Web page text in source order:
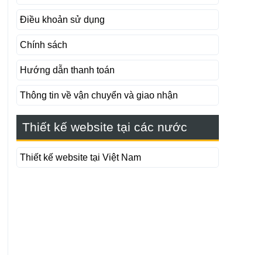
Điều khoản sử dụng
Chính sách
Hướng dẫn thanh toán
Thông tin về vận chuyển và giao nhận
Thiết kế website tại các nước
Thiết kế website tại Việt Nam